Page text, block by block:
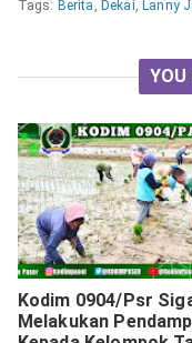
Tags: Berita , Dekai, Lanny
YOU
Kodim 0904/Psr
Melakukan